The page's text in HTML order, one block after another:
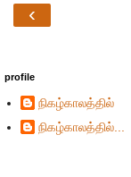
‹
profile
நிகழ்காலத்தில்
நிகழ்காலத்தில்...